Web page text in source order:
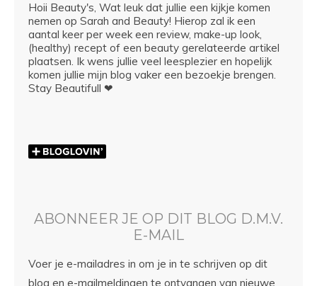
Hoii Beauty's, Wat leuk dat jullie een kijkje komen
nemen op Sarah and Beauty! Hierop zal ik een
aantal keer per week een review, make-up look,
(healthy) recept of een beauty gerelateerde artikel
plaatsen. Ik wens jullie veel leesplezier en hopelijk
komen jullie mijn blog vaker een bezoekje brengen.
Stay Beautifull ❤
ABONNEER JE OP DIT BLOG D.M.V.
E-MAIL
Voer je e-mailadres in om je in te schrijven op dit
blog en e-mailmeldingen te ontvangen van nieuwe